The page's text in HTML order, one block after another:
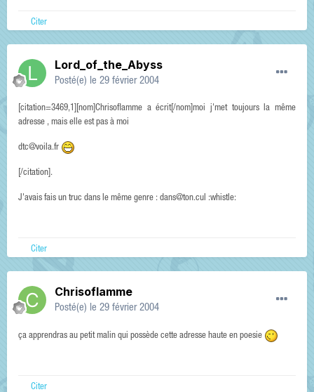
Citer
Lord_of_the_Abyss
Posté(e) le 29 février 2004
[citation=3469,1][nom]Chrisoflamme a écrit[/nom]moi j'met toujours la même
adresse , mais elle est pas à moi
dtc@voila.fr
[/citation].
J'avais fais un truc dans le même genre : dans@ton.cul :whistle:
Citer
Chrisoflamme
Posté(e) le 29 février 2004
ça apprendras au petit malin qui possède cette adresse haute en poesie
Citer